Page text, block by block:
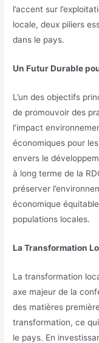
l’accent sur
locale, deux piliers
dans le pays.
Un Futur Durable
L’un des objectifs
de promouvoir des
l’impact
économiques pour
envers le
à long terme de la
préserver
économique
populations locales.
La Transformation
La transformation
axe majeur de la
des matières
transformation, ce
le pays. En